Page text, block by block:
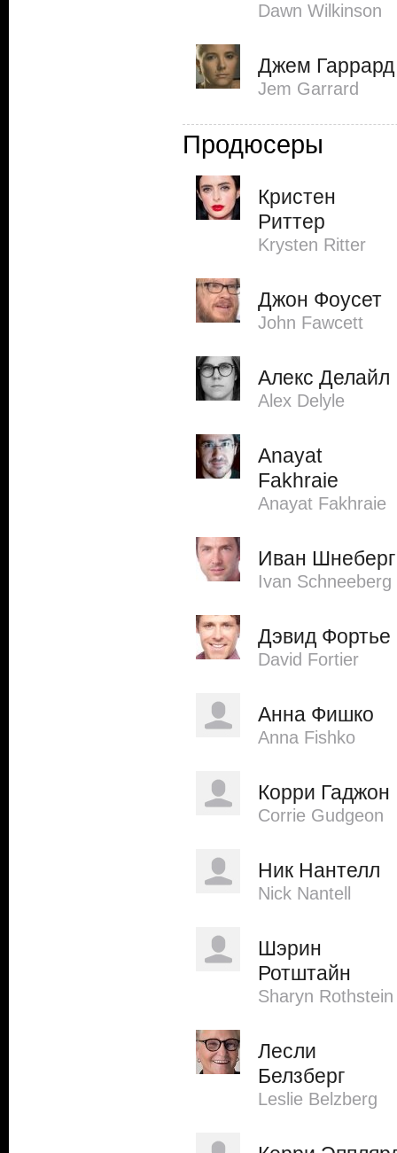
Dawn Wilkinson
Джем Гаррард
Jem Garrard
Продюсеры
Кристен
Риттер
Krysten Ritter
Джон Фоусет
John Fawcett
Алекс Делайл
Alex Delyle
Anayat
Fakhraie
Anayat Fakhraie
Иван Шнеберг
Ivan Schneeberg
Дэвид Фортье
David Fortier
Анна Фишко
Anna Fishko
Корри Гаджон
Corrie Gudgeon
Ник Нантелл
Nick Nantell
Шэрин
Ротштайн
Sharyn Rothstein
Лесли
Белзберг
Leslie Belzberg